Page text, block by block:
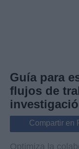
Internacional
Viajes
Guía para
flujos de
Compartir en
Optimiza la